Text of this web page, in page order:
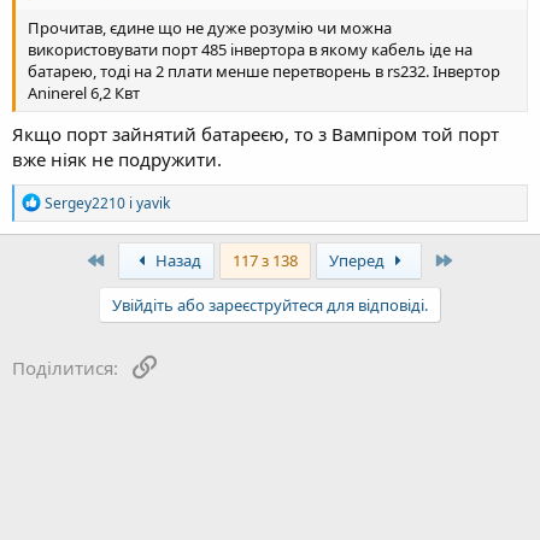
Прочитав, єдине що не дуже розумію чи можна
використовувати порт 485 інвертора в якому кабель іде на
батарею, тоді на 2 плати менше перетворень в rs232. Інвертор
Aninerel 6,2 Квт
Якщо порт зайнятий батареєю, то з Вампіром той порт
вже ніяк не подружити.
Р
е
а
Sergey2210 і yavik
Назад 117 з 138 Уперед
Увійдіть або зареєструйтеся для відповіді.
Поділитися: